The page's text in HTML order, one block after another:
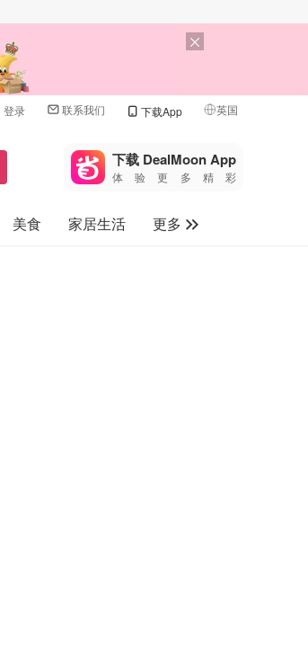
登录 联系我们 下载App 英国
🇺🇸
🇨🇳 中国
🇨🇦加拿大
下载 DealMoon App
体验更多精彩
美食 家居生活
更多